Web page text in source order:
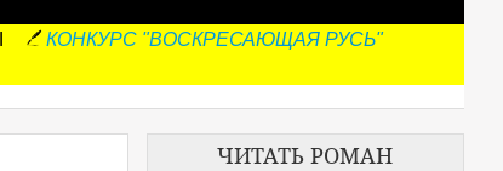
КОНКУРС "ВОСКРЕСАЮЩАЯ РУСЬ"
ЧИТАТЬ РОМАН